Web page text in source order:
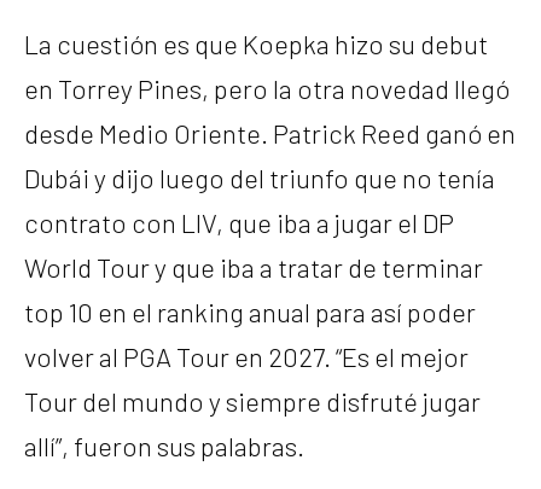
La cuestión es que Koepka hizo su debut
en Torrey Pines, pero la otra novedad llegó
desde Medio Oriente. Patrick Reed ganó en
Dubái y dijo luego del triunfo que no tenía
contrato con LIV, que iba a jugar el DP
World Tour y que iba a tratar de terminar
top 10 en el ranking anual para así poder
volver al PGA Tour en 2027. “Es el mejor
Tour del mundo y siempre disfruté jugar
allí”, fueron sus palabras.